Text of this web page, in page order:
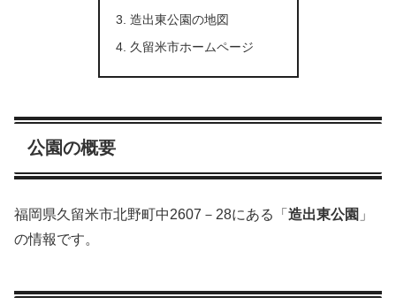
造出東公園の地図
久留米市ホームページ
公園の概要
福岡県久留米市北野町中2607－28にある「 造出東公園 」
の情報です。